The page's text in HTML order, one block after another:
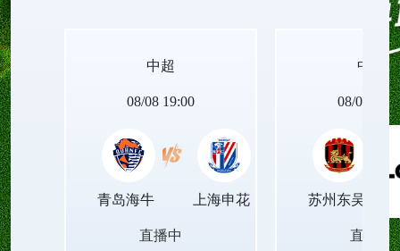
中超
08/08 19:00
青岛海牛 上海申花
直播中
中甲
08/08
苏州东吴
直播中